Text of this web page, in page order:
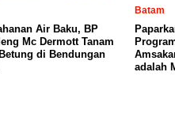
Air Baku, BP
Mc Dermott Tanam
di Bendungan
Batam
adalah